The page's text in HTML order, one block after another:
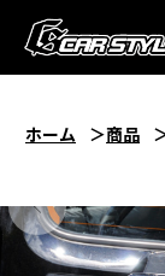
ホーム 商品